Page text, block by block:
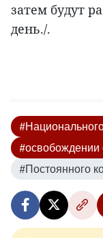
затем будут
день./.
#освобождении
#Постоянного